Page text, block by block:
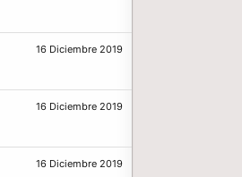
16 Diciembre 2019
16 Diciembre 2019
16 Diciembre 2019